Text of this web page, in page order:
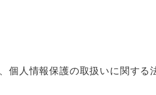
個人情報保護の取扱いに関す